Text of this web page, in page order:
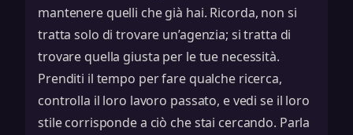
mantenere quelli che già hai. Ricorda, non si
tratta solo di trovare un’agenzia; si tratta di
trovare quella giusta per le tue necessità.
Prenditi il tempo per fare qualche ricerca,
controlla il loro lavoro passato, e vedi se il loro
stile corrisponde a ciò che stai cercando. Parla